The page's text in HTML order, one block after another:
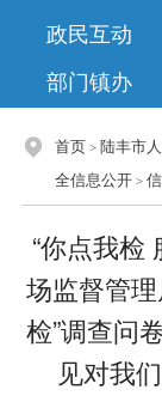
政民互动
部门镇办
首页 > 陆丰市
全信息公开 >
“你点我检
场监督管
检”调查问
见对我